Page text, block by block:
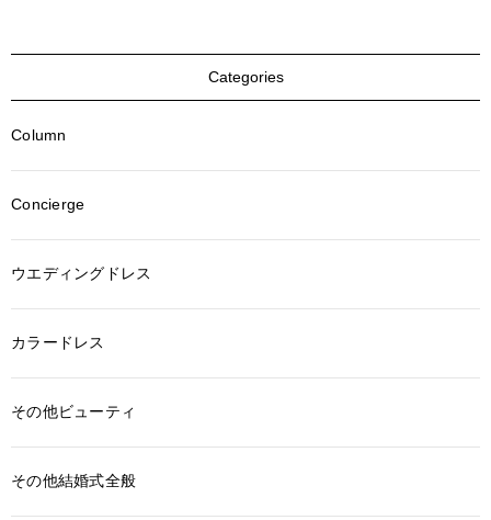
Categories
Column
Concierge
ウエディングドレス
カラードレス
その他ビューティ
その他結婚式全般